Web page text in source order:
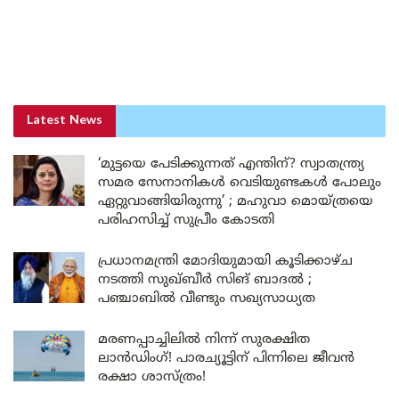
Latest News
‘മുട്ടയെ പേടിക്കുന്നത് എന്തിന്? സ്വാതന്ത്ര്യ
സമര സേനാനികൾ വെടിയുണ്ടകൾ പോലും
ഏറ്റുവാങ്ങിയിരുന്നു’ ; മഹുവാ മൊയ്ത്രയെ
പരിഹസിച്ച് സുപ്രീം കോടതി
പ്രധാനമന്ത്രി മോദിയുമായി കൂടിക്കാഴ്ച
നടത്തി സുഖ്ബീർ സിങ് ബാദൽ ;
പഞ്ചാബിൽ വീണ്ടും സഖ്യസാധ്യത
മരണപ്പാച്ചിലിൽ നിന്ന് സുരക്ഷിത
ലാൻഡിംഗ്! പാരച്യൂട്ടിന് പിന്നിലെ ജീവൻ
രക്ഷാ ശാസ്ത്രം!